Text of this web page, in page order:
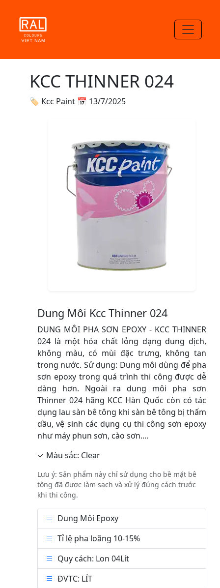
KCC THINNER 024
🏷 Kcc Paint 📅 13/7/2025
Dung Môi Kcc Thinner 024
DUNG MÔI PHA SƠN EPOXY - KCC THINNER
024 là một hóa chất lỏng dạng dung dịch,
không màu, có mùi đặc trưng, không tan
trong nước. Sử dụng: Dung môi dùng để pha
sơn epoxy trong quá trình thi công được dễ
dàng hơn. Ngoài ra dung môi pha sơn
Thinner 024 hãng KCC Hàn Quốc còn có tác
dụng lau sàn bê tông khi sàn bê tông bị thấm
dầu, vệ sinh các dụng cụ thi công sơn epoxy
như máy phun sơn, cào sơn....
✓ Màu sắc: Clear
Lưu ý: Sản phẩm này chỉ sử dụng cho bề mặt bê
tông đã được làm sạch và xử lý đúng cách trước
khi thi công.
Dung Môi Epoxy
Tỉ lệ pha loãng 10-15%
Quy cách: Lon 04Lít
ĐVTC: LÍT